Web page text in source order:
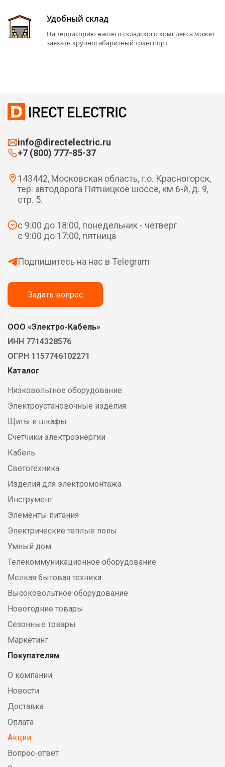
Удобный склад
На территорию нашего складского комплекса может
заехать крупногабаритный транспорт
info@directelectric.ru
+7 (800) 777-85-37
143442, Московская область, г.о. Красногорск,
тер. автодорога Пятницкое шоссе, км 6-й, д. 9,
стр. 5.
с 9:00 до 18:00, понедельник - четверг
с 9:00 до 17:00, пятница
Подпишитесь на нас в Telegram
Задать вопрос
ООО «Электро-Кабель»
ИНН 7714328576
ОГРН 1157746102271
Каталог
Низковольтное оборудование
Электроустановочные изделия
Щиты и шкафы
Счетчики электроэнергии
Кабель
Светотехника
Изделия для электромонтажа
Инструмент
Элементы питания
Электрические теплые полы
Умный дом
Телекоммуникационное оборудование
Мелкая бытовая техника
Высоковольтное оборудование
Новогодние товары
Сезонные товары
Маркетинг
Покупателям
О компании
Новости
Доставка
Оплата
Акции
Вопрос-ответ